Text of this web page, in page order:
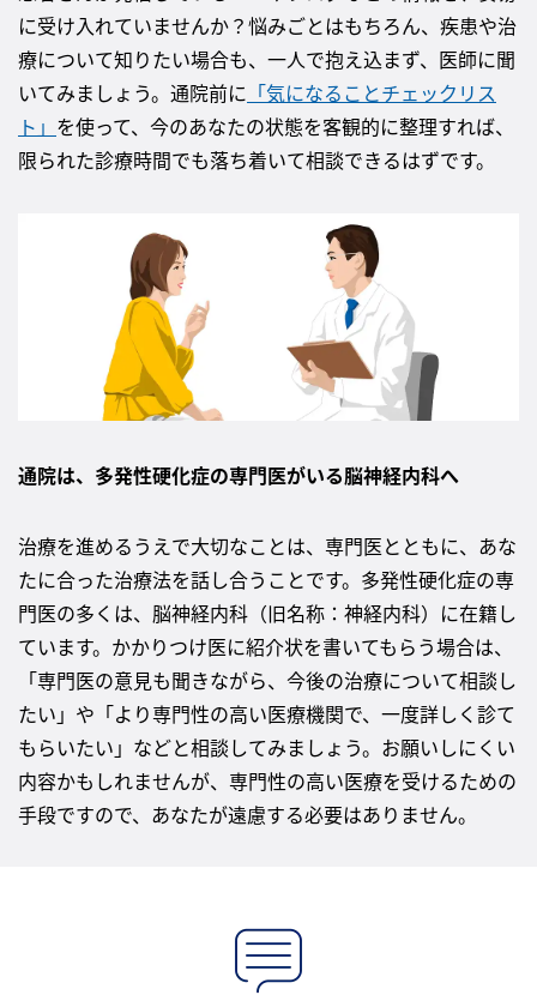
に受け入れていませんか？悩みごとはもちろん、疾患や治
療について知りたい場合も、一人で抱え込まず、医師に聞
いてみましょう。通院前に 「気になることチェックリス
ト」 を使って、今のあなたの状態を客観的に整理すれば、
限られた診療時間でも落ち着いて相談できるはずです。
通院は、多発性硬化症の専門医がいる脳神経内科へ
治療を進めるうえで大切なことは、専門医とともに、あな
たに合った治療法を話し合うことです。多発性硬化症の専
門医の多くは、脳神経内科（旧名称：神経内科）に在籍し
ています。かかりつけ医に紹介状を書いてもらう場合は、
「専門医の意見も聞きながら、今後の治療について相談し
たい」や「より専門性の高い医療機関で、一度詳しく診て
もらいたい」などと相談してみましょう。お願いしにくい
内容かもしれませんが、専門性の高い医療を受けるための
手段ですので、あなたが遠慮する必要はありません。